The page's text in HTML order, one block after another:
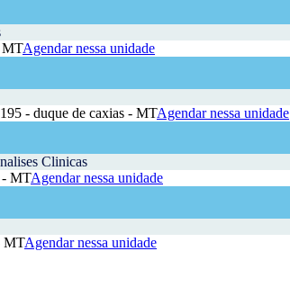
MTAgendar nessa unidade
- duque de caxias - MTAgendar nessa unidade
Clinicas
- MTAgendar nessa unidade
MTAgendar nessa unidade